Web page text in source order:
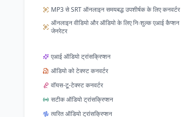
MP3 से SRT ऑनलाइन समयबद्ध उपशीर्षक के लिए कनवर्टर
ऑनलाइन वीडियो और ऑडियो के लिए निःशुल्क एआई कैप्शन
जेनरेटर
एआई ऑडियो ट्रांसक्रिप्शन
ऑडियो को टेक्स्ट कनवर्टर
वॉयस-टू-टेक्स्ट कनवर्टर
सटीक ऑडियो ट्रांसक्रिप्शन
त्वरित ऑडियो ट्रांसक्रिप्शन